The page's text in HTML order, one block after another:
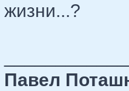
жизни...?
Павел